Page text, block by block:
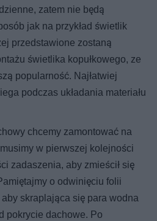
zatem nie będą
jak na przykład świetlik
przedstawione zostaną
świetlika kopułkowego, ze
popularność. Najłatwiej
podczas układania materiału
chcemy zamontować na
w pierwszej kolejności
zadaszenia, aby zmieścił się
o odwinięciu folii
skraplająca się para wodna
pokrycie dachowe. Po